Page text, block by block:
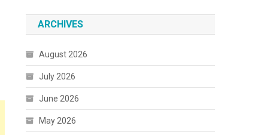
ARCHIVES
August 2026
July 2026
June 2026
May 2026